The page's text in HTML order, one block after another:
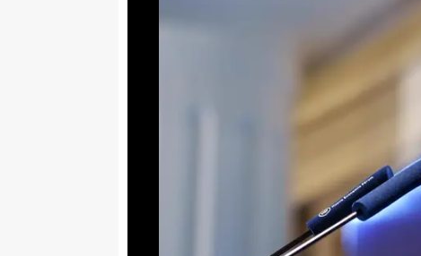
MADRID, 11 (EUROPA PRESS)
El portavoz del PP y
asegurado este lunes que la
lucha contra el narcotráfico y el
Alberto Núñez Feijóo llega al
acción urgente que incluirá
Benemérita y que se juzguen